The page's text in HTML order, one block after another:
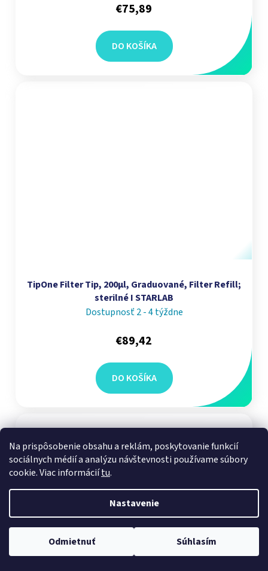
Na prispôsobenie obsahu a reklám, poskytovanie funkcií
sociálnych médií a analýzu návštevnosti používame súbory
cookie. Viac informáciítu.
Nastavenie
Odmietnuť Súhlasím
€75,89
DO KOŠÍKA
TipOne Filter Tip, 200µl, Graduované, Filter Refill;
sterilné I STARLAB
Dostupnosť 2 - 4 týždne
€89,42
DO KOŠÍKA